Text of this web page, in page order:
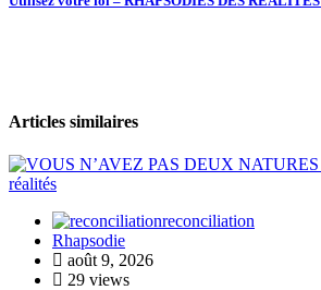
Articles similaires
reconciliation
Rhapsodie
août 9, 2026
29 views